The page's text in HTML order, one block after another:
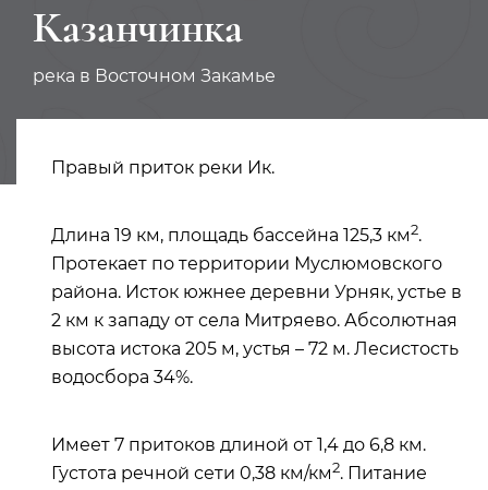
Казанчинка
река в Восточном Закамье
Правый приток реки Ик.
Длина 19 км, площадь бассейна 125,3 км2.
Протекает по территории Муслюмовского
района. Исток южнее деревни Урняк, устье в
2 км к западу от села Митряево. Абсолютная
высота истока 205 м, устья – 72 м. Лесистость
водосбора 34%.
Имеет 7 притоков длиной от 1,4 до 6,8 км.
Густота речной сети 0,38 км/км2. Питание